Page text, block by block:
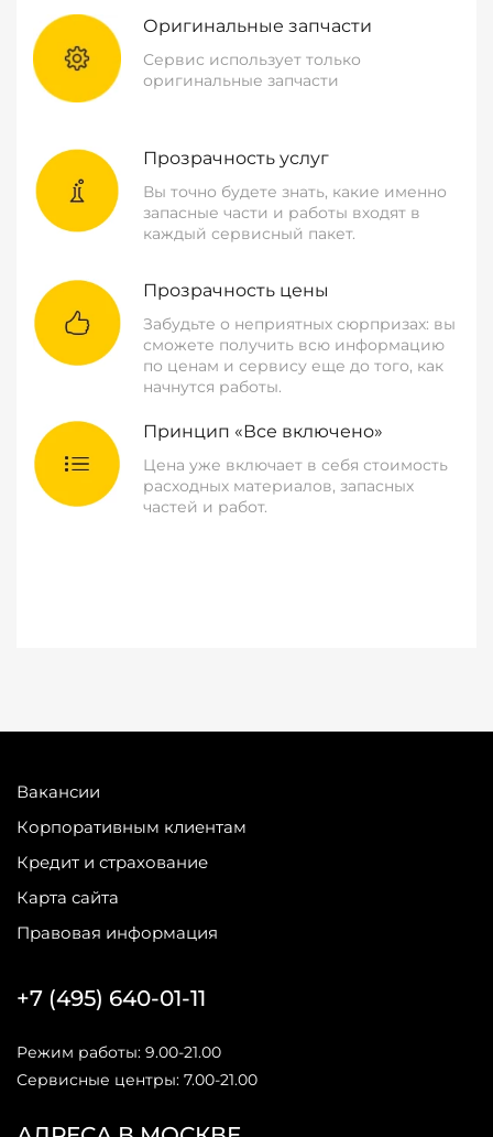
Оригинальные запчасти
Сервис использует только
оригинальные запчасти
Прозрачность услуг
Вы точно будете знать, какие именно
запасные части и работы входят в
каждый сервисный пакет.
Прозрачность цены
Забудьте о неприятных сюрпризах: вы
сможете получить всю информацию
по ценам и сервису еще до того, как
начнутся работы.
Принцип «Все включено»
Цена уже включает в себя стоимость
расходных материалов, запасных
частей и работ.
Вакансии
Корпоративным клиентам
Кредит и страхование
Карта сайта
Правовая информация
+7 (495) 640-01-11
Режим работы: 9.00-21.00
Сервисные центры: 7.00-21.00